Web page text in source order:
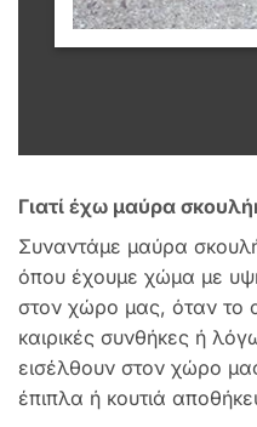
Γιατί έχω μαύρα
Συναντάμε μαύρα
όπου έχουμε χώμα με
στον χώρο μας, όταν το
καιρικές συνθήκες ή
εισέλθουν στον χώρο
έπιπλα ή κουτιά